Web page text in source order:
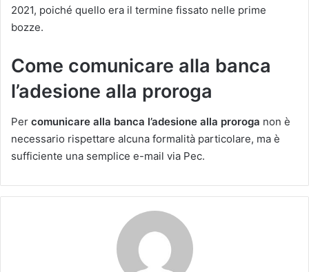
2021, poiché quello era il termine fissato nelle prime
bozze.
Come comunicare alla banca
l’adesione alla proroga
Per comunicare alla banca l’adesione alla proroga non è
necessario rispettare alcuna formalità particolare, ma è
sufficiente una semplice e-mail via Pec.